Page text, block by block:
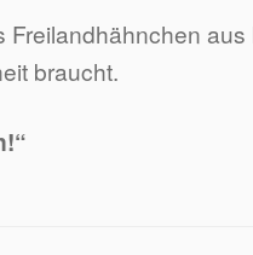
braucht.